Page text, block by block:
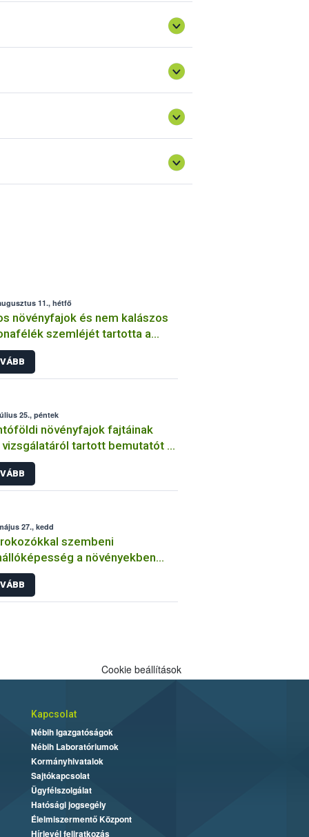
11., hétfő
növényfajok és nem kalászos
szemléjét tartotta a
25., péntek
növényfajok fajtáinak
vizsgálatáról tartott bemutatót a
27., kedd
szembeni
a növényekben
végzi a kórtani
a Nébih?
Cookie beállítások
Kapcsolat
Nébih Igazgatóságok
Nébih Laboratóriumok
Kormányhivatalok
Sajtókapcsolat
Ügyfélszolgálat
Hatósági jogsegély
Élelmiszermentő Központ
Hírlevél feliratkozás